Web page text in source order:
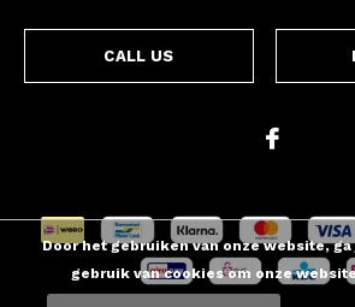
CALL US
Door het gebruiken van onze website,
gebruik van cookies om onze